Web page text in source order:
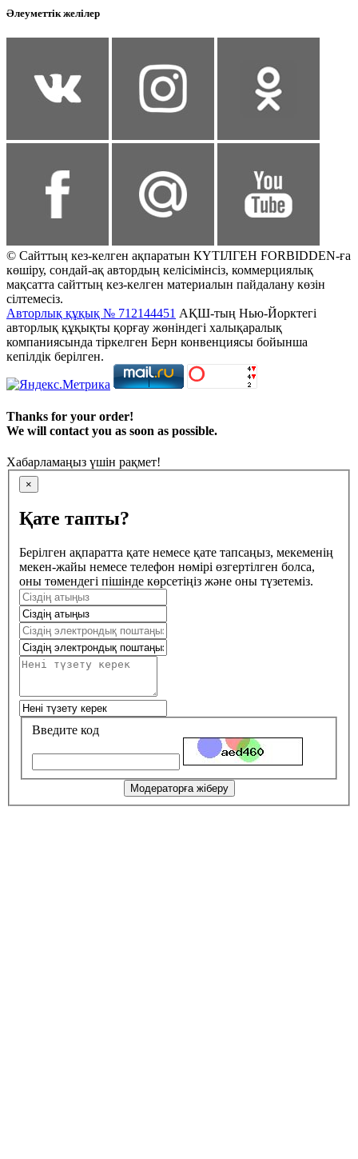
Әлеуметтік желілер
© Сайттың кез-келген ақпаратын КҮТІЛГЕН FORBIDDEN-ға
көшіру, сондай-ақ автордың келісімінсіз, коммерциялық
мақсатта сайттың кез-келген материалын пайдалану көзін
сілтемесіз.
Авторлық құқық № 712144451 АҚШ-тың Нью-Йорктегі
авторлық құқықты қорғау жөніндегі халықаралық
компаниясында тіркелген Берн конвенциясы бойынша
кепілдік берілген.
Thanks for your order!
We will contact you as soon as possible.
Хабарламаңыз үшін рақмет!
×
Қате тапты?
Берілген ақпаратта қате немесе қате тапсаңыз, мекеменің
мекен-жайы немесе телефон нөмірі өзгертілген болса,
оны төмендегі пішінде көрсетіңіз және оны түзетеміз.
Введите код
Модераторға жіберу